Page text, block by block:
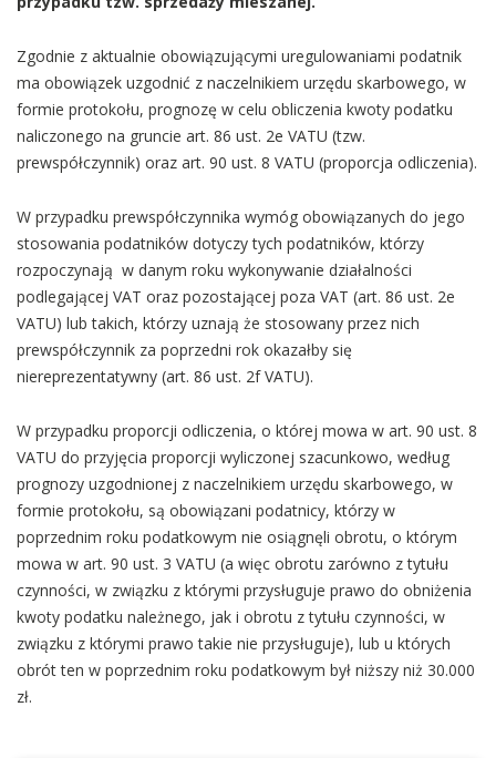
Zgodnie z aktualnie obowiązującymi uregulowaniami podatnik
ma obowiązek uzgodnić z naczelnikiem urzędu skarbowego, w
formie protokołu, prognozę w celu obliczenia kwoty podatku
naliczonego na gruncie art. 86 ust. 2e VATU (tzw.
prewspółczynnik) oraz art. 90 ust. 8 VATU (proporcja odliczenia).
W przypadku prewspółczynnika wymóg obowiązanych do jego
stosowania podatników dotyczy tych podatników, którzy
rozpoczynają w danym roku wykonywanie działalności
podlegającej VAT oraz pozostającej poza VAT (art. 86 ust. 2e
VATU) lub takich, którzy uznają że stosowany przez nich
prewspółczynnik za poprzedni rok okazałby się
niereprezentatywny (art. 86 ust. 2f VATU).
W przypadku proporcji odliczenia, o której mowa w art. 90 ust. 8
VATU do przyjęcia proporcji wyliczonej szacunkowo, według
prognozy uzgodnionej z naczelnikiem urzędu skarbowego, w
formie protokołu, są obowiązani podatnicy, którzy w
poprzednim roku podatkowym nie osiągnęli obrotu, o którym
mowa w art. 90 ust. 3 VATU (a więc obrotu zarówno z tytułu
czynności, w związku z którymi przysługuje prawo do obniżenia
kwoty podatku należnego, jak i obrotu z tytułu czynności, w
związku z którymi prawo takie nie przysługuje), lub u których
obrót ten w poprzednim roku podatkowym był niższy niż 30.000
zł.